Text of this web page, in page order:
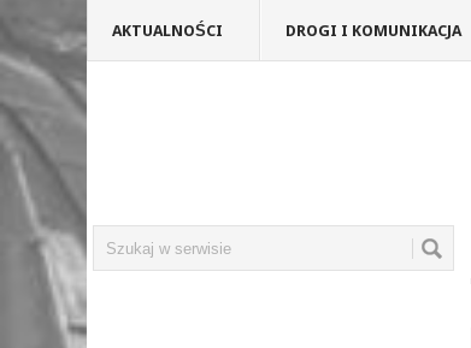
AKTUALNOŚCI DROGI I KOMUNIKACJA